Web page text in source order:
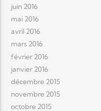
juin 2016
mai 2016
avril 2016
mars 2016
février 2016
janvier 2016
décembre 2015
novembre 2015
octobre 2015